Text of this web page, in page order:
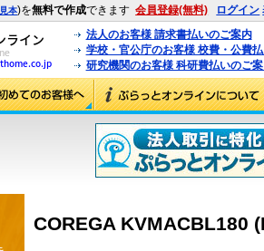
見本)を無料で作成できます 会員登録(無料) ログイン
法人のお客様 請求書払いのご案内
学校・官公庁のお客様 校費・公費
研究機関のお客様 科研費払いのご
COREGA KVMACBL180